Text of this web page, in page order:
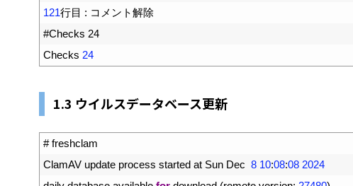
121行目 : コメント解除
#Checks 24
Checks 24
1.3 ウイルスデータベース更新
# freshclam
ClamAV update process started at Sun Dec 8 10:08:08 2024